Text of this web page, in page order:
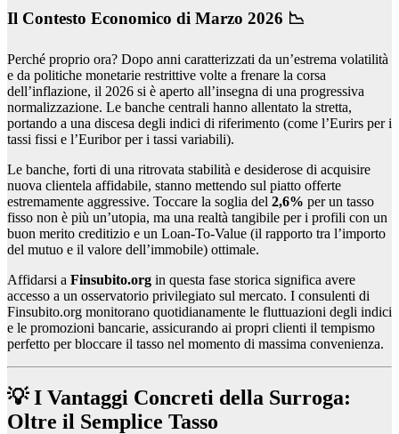
Il Contesto Economico di Marzo 2026 📉
Perché proprio ora? Dopo anni caratterizzati da un’estrema volatilità
e da politiche monetarie restrittive volte a frenare la corsa
dell’inflazione, il 2026 si è aperto all’insegna di una progressiva
normalizzazione. Le banche centrali hanno allentato la stretta,
portando a una discesa degli indici di riferimento (come l’Eurirs per i
tassi fissi e l’Euribor per i tassi variabili).
Le banche, forti di una ritrovata stabilità e desiderose di acquisire
nuova clientela affidabile, stanno mettendo sul piatto offerte
estremamente aggressive. Toccare la soglia del 2,6% per un tasso
fisso non è più un’utopia, ma una realtà tangibile per i profili con un
buon merito creditizio e un Loan-To-Value (il rapporto tra l’importo
del mutuo e il valore dell’immobile) ottimale.
Affidarsi a Finsubito.org in questa fase storica significa avere
accesso a un osservatorio privilegiato sul mercato. I consulenti di
Finsubito.org monitorano quotidianamente le fluttuazioni degli indici
e le promozioni bancarie, assicurando ai propri clienti il tempismo
perfetto per bloccare il tasso nel momento di massima convenienza.
💡 I Vantaggi Concreti della Surroga:
Oltre il Semplice Tasso